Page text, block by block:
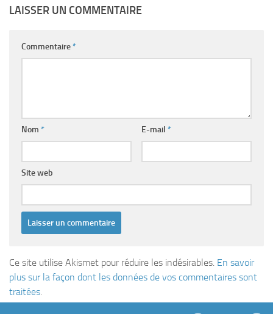
LAISSER UN COMMENTAIRE
Commentaire*
Nom * E-mail *
Site web
Ce site utilise Akismet pour réduire les indésirables. En savoir
plus sur la façon dont les données de vos commentaires sont
traitées.